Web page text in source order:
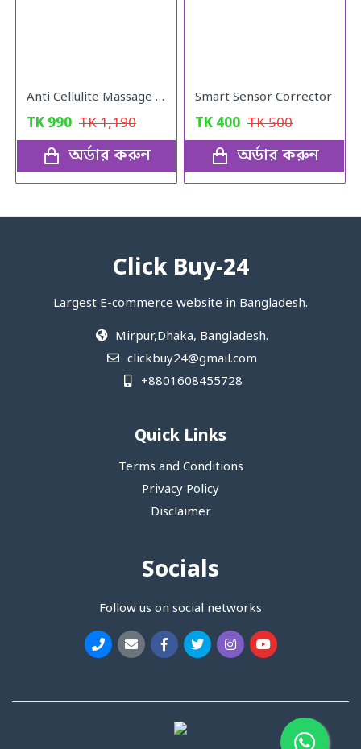
Anti Cellulite Massage Oil
TK 990 TK1,190
অর্ডার করুন
Smart Sensor Corrector
TK 400 TK500
অর্ডার করুন
Click Buy-24
Largest E-commerce website in Bangladesh.
Mirpur,Dhaka, Bangladesh.
clickbuy24@gmail.com
+8801608455728
Quick Links
Terms and Conditions
Privacy Policy
Disclaimer
Socials
Follow us on social networks